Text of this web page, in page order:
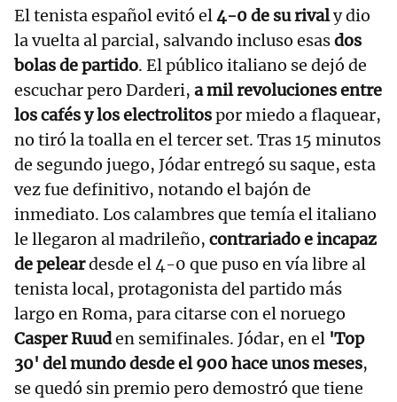
El tenista español evitó el4-0 de su rivaly dio
la vuelta al parcial, salvando incluso esasdos
bolas de partido. El público italiano se dejó de
escuchar pero Darderi, a mil revoluciones entre
los cafés y los electrolitospor miedo a flaquear,
no tiró la toalla en el tercer set. Tras 15 minutos
de segundo juego, Jódar entregó su saque, esta
vez fue definitivo, notando el bajón de
inmediato. Los calambres que temía el italiano
le llegaron al madrileño, contrariado e incapaz
de peleardesde el 4-0 que puso en vía libre al
tenista local, protagonista del partido más
largo en Roma, para citarse con el noruego
Casper Ruuden semifinales. Jódar, en el 'Top
30' del mundo desde el 900 hace unos meses,
se quedó sin premio pero demostró que tiene